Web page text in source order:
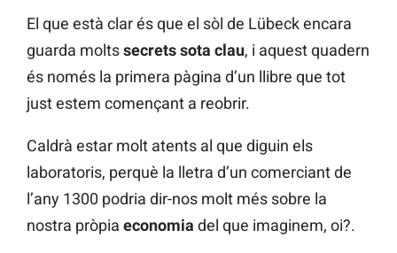
El que està clar és que el sòl de Lübeck encara
guarda moltssecrets sota clau, i aquest quadern
és només la primera pàgina d’un llibre que tot
just estem començant a reobrir.
Caldrà estar molt atents al que diguin els
laboratoris, perquè la lletra d’un comerciant de
l’any 1300 podria dir-nos molt més sobre la
nostra pròpia economia del que imaginem, oi?.